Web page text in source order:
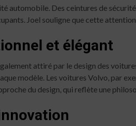
automobile. Des ceintures de
Joel souligne que cette
et élégant
attiré par le design des
modèle. Les voitures Volvo, par
du design, qui reflète une